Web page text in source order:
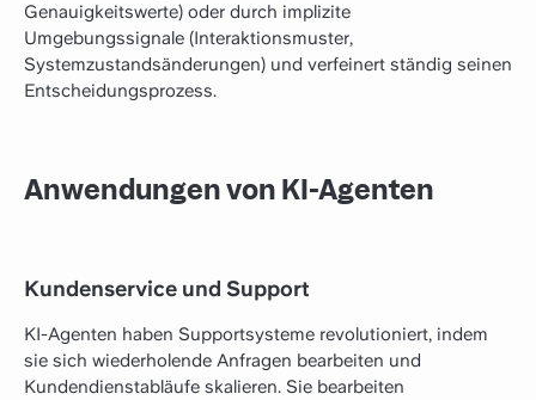
Genauigkeitswerte) oder durch implizite
Umgebungssignale (Interaktionsmuster,
Systemzustandsänderungen) und verfeinert ständig seinen
Entscheidungsprozess.
Anwendungen von KI-Agenten
Kundenservice und Support
KI-Agenten haben Supportsysteme revolutioniert, indem
sie sich wiederholende Anfragen bearbeiten und
Kundendienstabläufe skalieren. Sie bearbeiten